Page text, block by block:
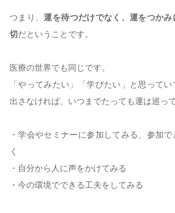
つまり、運を待つだけでなく、運をつか
切だということです。
医療の世界でも同じです。
「やってみたい」「学びたい」と思って
出さなければ、いつまでたっても運は巡っ
・学会やセミナーに参加してみる、参加
く
・自分から人に声をかけてみる
・今の環境でできる工夫をしてみる